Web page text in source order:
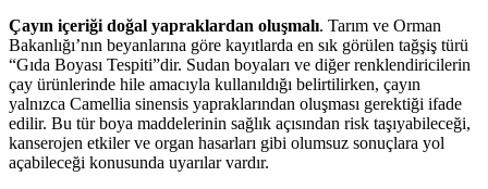
Çayın içeriği doğal yapraklardan oluşmalı. Tarım ve Orman
Bakanlığı’nın beyanlarına göre kayıtlarda en sık görülen tağşiş türü
“Gıda Boyası Tespiti”dir. Sudan boyaları ve diğer renklendiricilerin
çay ürünlerinde hile amacıyla kullanıldığı belirtilirken, çayın
yalnızca Camellia sinensis yapraklarından oluşması gerektiği ifade
edilir. Bu tür boya maddelerinin sağlık açısından risk taşıyabileceği,
kanserojen etkiler ve organ hasarları gibi olumsuz sonuçlara yol
açabileceği konusunda uyarılar vardır.